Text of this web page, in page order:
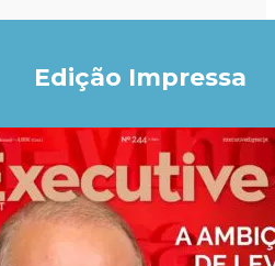
Edição Impressa